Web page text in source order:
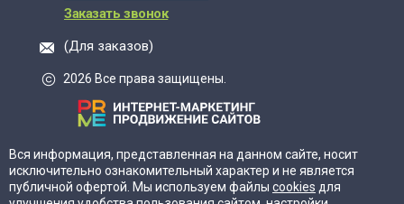
Заказать звонок
(Для заказов)
2026 Все права защищены.
Вся информация, представленная на данном сайте, носит
исключительно ознакомительный характер и не является
публичной офертой. Мы используем файлы cookies для